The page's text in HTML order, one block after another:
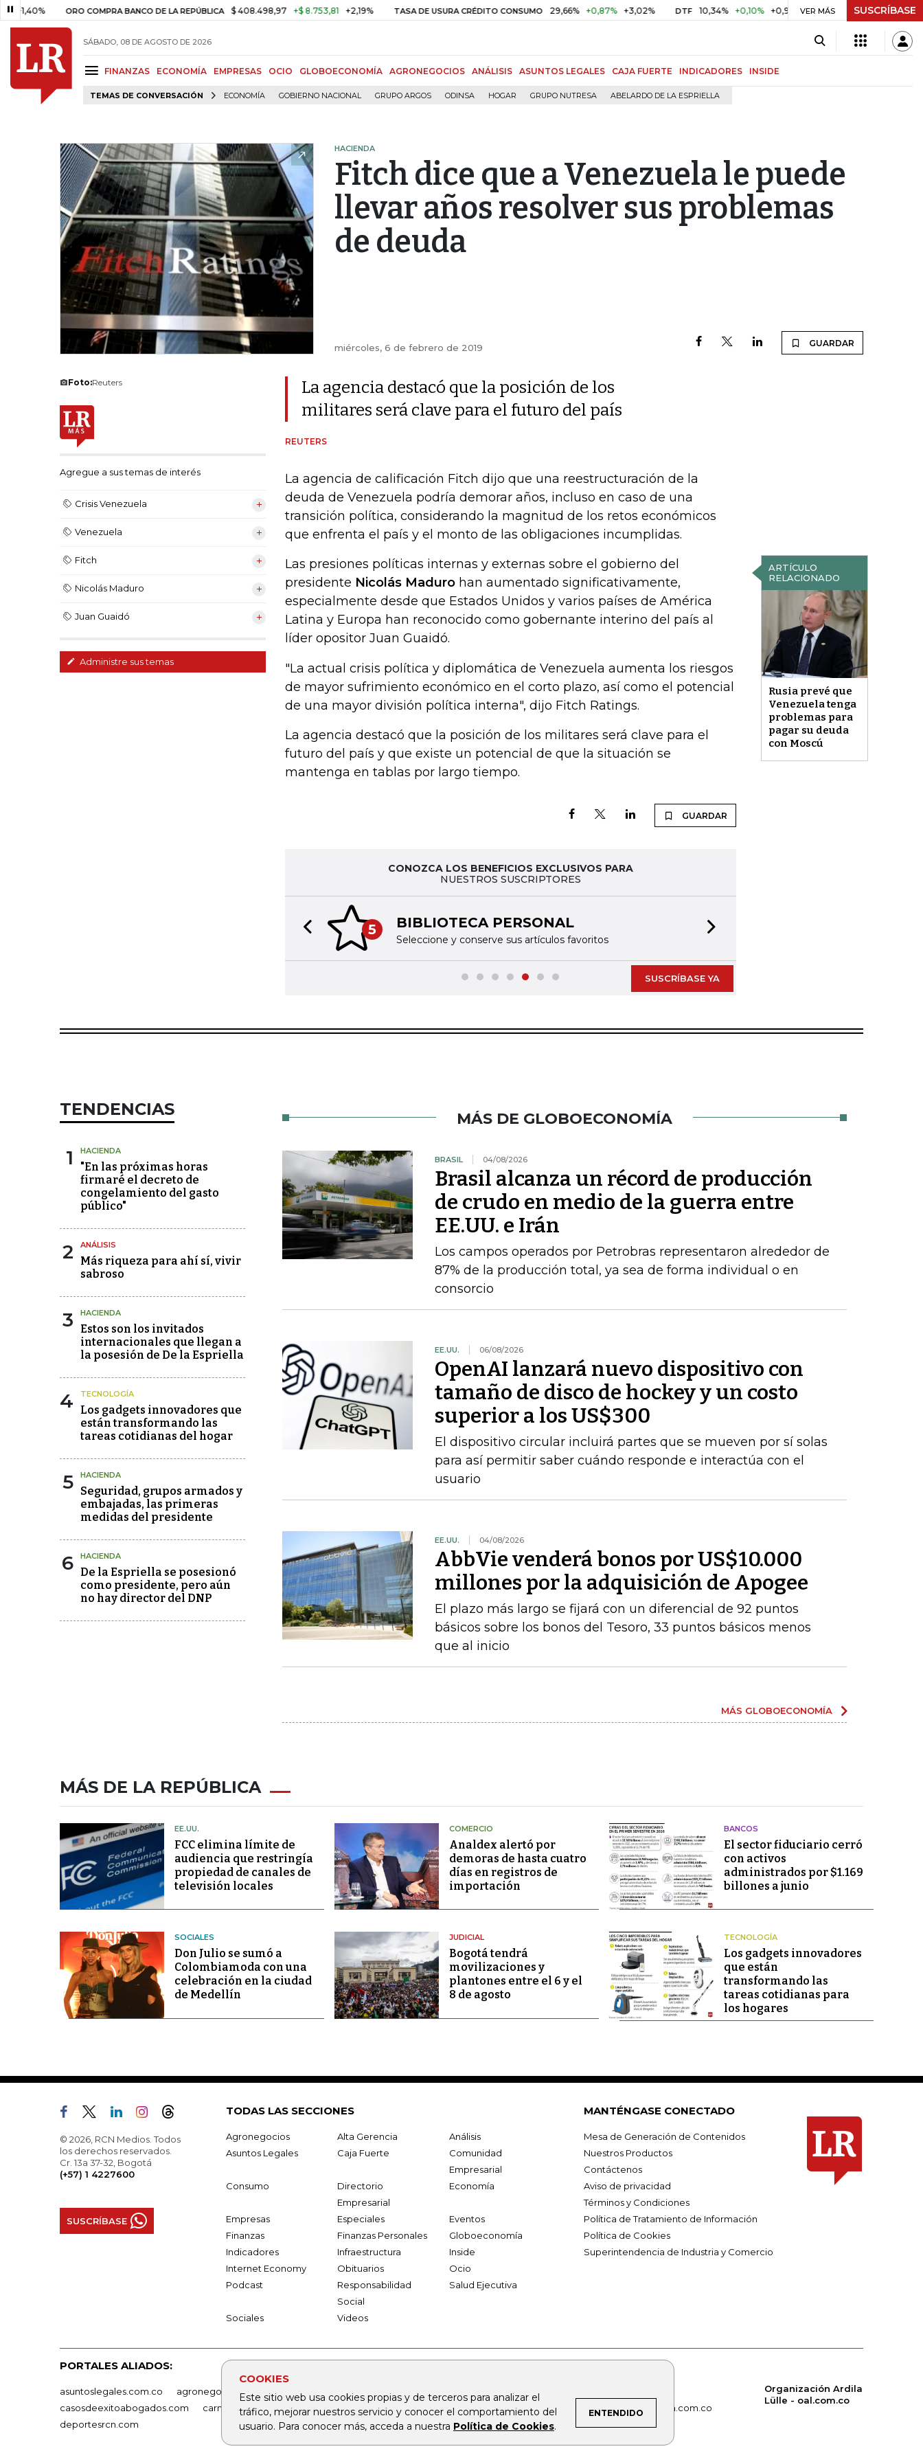
ORO COMPRA BANCO DE LA REPÚBLICA $ 408.498,97 +$ 8.753,81 +2,19% TASA DE USURA CRÉDITO CONSUMO 29,66% +0,87% +3,02% DTF 10,34% +0,10% +0,98% UVR $ 416,96 +$ 0,05 +0,01%
VER MÁS SUSCRÍBASE
SÁBADO, 08 DE AGOSTO DE 2026
FINANZAS ECONOMÍA EMPRESAS OCIO GLOBOECONOMÍA AGRONEGOCIOS ANÁLISIS ASUNTOS LEGALES CAJA FUERTE INDICADORES INSIDE
TEMAS DE CONVERSACIÓN ECONOMÍA GOBIERNO NACIONAL GRUPO ARGOS ODINSA HOGAR GRUPO NUTRESA ABELARDO DE LA ESPRIELLA
COOKIES
Este sitio web usa cookies propias y de terceros para analizar el
tráfico, mejorar nuestros servicio y conocer el comportamiento del
usuario. Para conocer más, acceda a nuestra Política de Cookies.
ENTENDIDO
HACIENDA
Fitch dice que a Venezuela le puede
llevar años resolver sus problemas
de deuda
miércoles, 6 de febrero de 2019 GUARDAR
Foto:Reuters
Agregue a sus temas de interés
Crisis Venezuela
Venezuela
Fitch
Nicolás Maduro
Juan Guaidó
Administre sus temas
La agencia destacó que la posición de los
militares será clave para el futuro del país
REUTERS
La agencia de calificación Fitch dijo que una reestructuración de la
deuda de Venezuela podría demorar años, incluso en caso de una
transición política, considerando la magnitud de los retos económicos
que enfrenta el país y el monto de las obligaciones incumplidas.
ARTÍCULO
RELACIONADO
Rusia prevé que
Venezuela tenga
problemas para
pagar su deuda
con Moscú
Las presiones políticas internas y externas sobre el gobierno del
presidente Nicolás Maduro han aumentado significativamente,
especialmente desde que Estados Unidos y varios países de América
Latina y Europa han reconocido como gobernante interino del país al
líder opositor Juan Guaidó.
"La actual crisis política y diplomática de Venezuela aumenta los riesgos
de mayor sufrimiento económico en el corto plazo, así como el potencial
de una mayor división política interna", dijo Fitch Ratings.
La agencia destacó que la posición de los militares será clave para el
futuro del país y que existe un potencial de que la situación se
mantenga en tablas por largo tiempo.
GUARDAR
CONOZCA LOS BENEFICIOS EXCLUSIVOS PARA
NUESTROS SUSCRIPTORES
5 BIBLIOTECA PERSONAL
Seleccione y conserve sus artículos favoritos
Previous slide
SUSCRÍBASE YA
TENDENCIAS
1 HACIENDA
"En las próximas horas
firmaré el decreto de
congelamiento del gasto
público"
2 ANÁLISIS
Más riqueza para ahí sí, vivir
sabroso
3 HACIENDA
Estos son los invitados
internacionales que llegan a
la posesión de De la Espriella
4 TECNOLOGÍA
Los gadgets innovadores que
están transformando las
tareas cotidianas del hogar
5 HACIENDA
Seguridad, grupos armados y
embajadas, las primeras
medidas del presidente
6 HACIENDA
De la Espriella se posesionó
como presidente, pero aún
no hay director del DNP
MÁS DE GLOBOECONOMÍA
BRASIL 04/08/2026
Brasil alcanza un récord de producción
de crudo en medio de la guerra entre
EE.UU. e Irán
Los campos operados por Petrobras representaron alrededor de
87% de la producción total, ya sea de forma individual o en
consorcio
EE.UU. 06/08/2026
OpenAI lanzará nuevo dispositivo con
tamaño de disco de hockey y un costo
superior a los US$300
El dispositivo circular incluirá partes que se mueven por sí solas
para así permitir saber cuándo responde e interactúa con el
usuario
EE.UU. 04/08/2026
AbbVie venderá bonos por US$10.000
millones por la adquisición de Apogee
El plazo más largo se fijará con un diferencial de 92 puntos
básicos sobre los bonos del Tesoro, 33 puntos básicos menos
que al inicio
MÁS GLOBOECONOMÍA
MÁS DE LA REPÚBLICA
EE.UU.
FCC elimina límite de
audiencia que restringía
propiedad de canales de
televisión locales
COMERCIO
Analdex alertó por
demoras de hasta cuatro
días en registros de
importación
BANCOS
El sector fiduciario cerró
con activos
administrados por $1.169
billones a junio
SOCIALES
Don Julio se sumó a
Colombiamoda con una
celebración en la ciudad
de Medellín
JUDICIAL
Bogotá tendrá
movilizaciones y
plantones entre el 6 y el
8 de agosto
TECNOLOGÍA
Los gadgets innovadores
que están
transformando las
tareas cotidianas para
los hogares
© 2026, RCN Medios. Todos
los derechos reservados.
Cr. 13a 37-32, Bogotá
(+57) 1 4227600
SUSCRÍBASE
TODAS LAS SECCIONES
Agronegocios Alta Gerencia
Análisis
Asuntos Legales
Caja Fuerte
Comunidad
Empresarial
Consumo
Directorio
Empresarial
Economía
Empresas Especiales
Eventos
Finanzas
Finanzas Personales
Globoeconomía
Indicadores
Infraestructura
Inside
Internet Economy
Obituarios
Ocio
Podcast
Responsabilidad
Social
Salud Ejecutiva
Sociales Videos
MANTÉNGASE CONECTADO
Mesa de Generación de Contenidos
Nuestros Productos
Contáctenos
Aviso de privacidad
Términos y Condiciones
Política de Tratamiento de Información
Política de Cookies
Superintendencia de Industria y Comercio
PORTALES ALIADOS:
asuntoslegales.com.co agronegocios.co empresas.larepublica.co firmasdeabogados.com
bolsaencolombia.com
casosdeexitoabogados.com
carnavalindustriacultural.com canalrcn.com rcnradio.com noticiasrcn.com lafm.com.co
alerta.com.co
deportesrcn.com
Organización Ardila
Lülle - oal.com.co